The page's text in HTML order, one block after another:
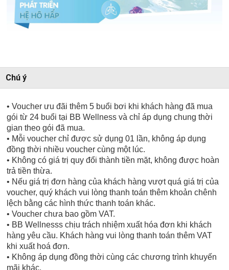
Chú ý
• Voucher ưu đãi thêm 5 buổi bơi khi khách hàng đã mua
gói từ 24 buổi tại BB Wellness và chỉ áp dụng chung thời
gian theo gói đã mua.
• Mỗi voucher chỉ được sử dụng 01 lần, không áp dụng
đồng thời nhiều voucher cùng một lúc.
• Không có giá trị quy đổi thành tiền mặt, không được hoàn
trả tiền thừa.
• Nếu giá trị đơn hàng của khách hàng vượt quá giá trị của
voucher, quý khách vui lòng thanh toán thêm khoản chênh
lệch bằng các hình thức thanh toán khác.
• Voucher chưa bao gồm VAT.
• BB Wellnesss chịu trách nhiệm xuất hóa đơn khi khách
hàng yêu cầu. Khách hàng vui lòng thanh toán thêm VAT
khi xuất hoá đơn.
• Không áp dụng đồng thời cùng các chương trình khuyến
mãi khác.